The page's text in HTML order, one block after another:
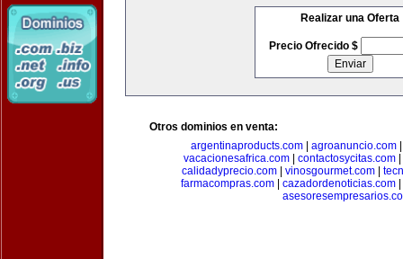
Realizar una Oferta
Precio Ofrecido $
Otros dominios en venta:
argentinaproducts.com| agroanuncio.com
vacacionesafrica.com| contactosycitas.com|
calidadyprecio.com
vinosgourmet.com
farmacompras.com
cazadordenoticias.com